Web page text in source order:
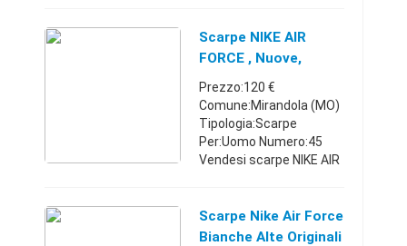
+10 euro Clicca sul mio
nome per vedere ...
Scarpe NIKE AIR
FORCE , Nuove,
ORIGINALE
Prezzo:120 €
Comune:Mirandola (MO)
Tipologia:Scarpe
Per:Uomo Numero:45
Vendesi scarpe NIKE AIR
.ORIGINALE , bianco/nere
, Prezzo 120 €Emilia-
Scarpe Nike Air Force
Bianche Alte Originali